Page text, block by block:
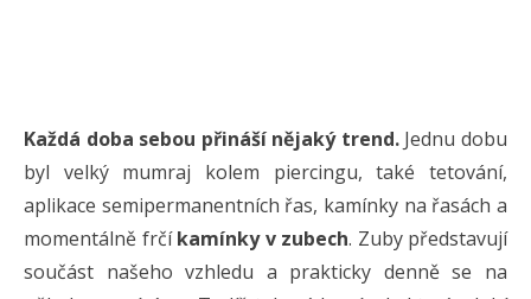
Každá doba sebou přináší nějaký trend.Jednu dobu
byl velký mumraj kolem piercingu, také tetování,
aplikace semipermanentních řas, kamínky na řasách a
momentálně frčíkamínky v zubech. Zuby představují
součást našeho vzhledu a prakticky denně se na